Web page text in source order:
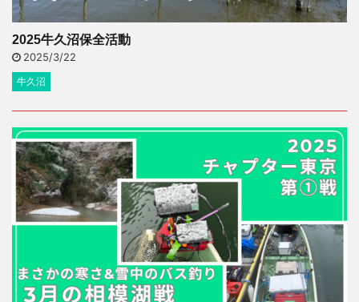
2025牛久沼保全活動
2025/3/22
牛久沼